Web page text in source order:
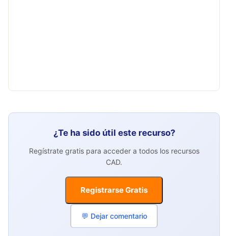
¿Te ha sido útil este recurso?
Regístrate gratis para acceder a todos los recursos
CAD.
Registrarse Gratis
💬 Dejar comentario